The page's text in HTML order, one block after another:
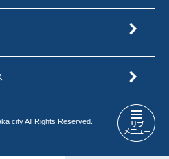
ス
city All Rights Reserved.